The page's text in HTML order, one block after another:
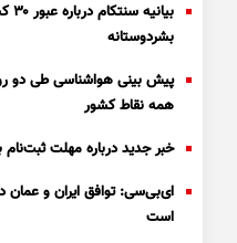
بشردوستانه
پیش بینی هواشناسی طی دو
همه نقاط کشور
خبر جدید درباره مهلت
است